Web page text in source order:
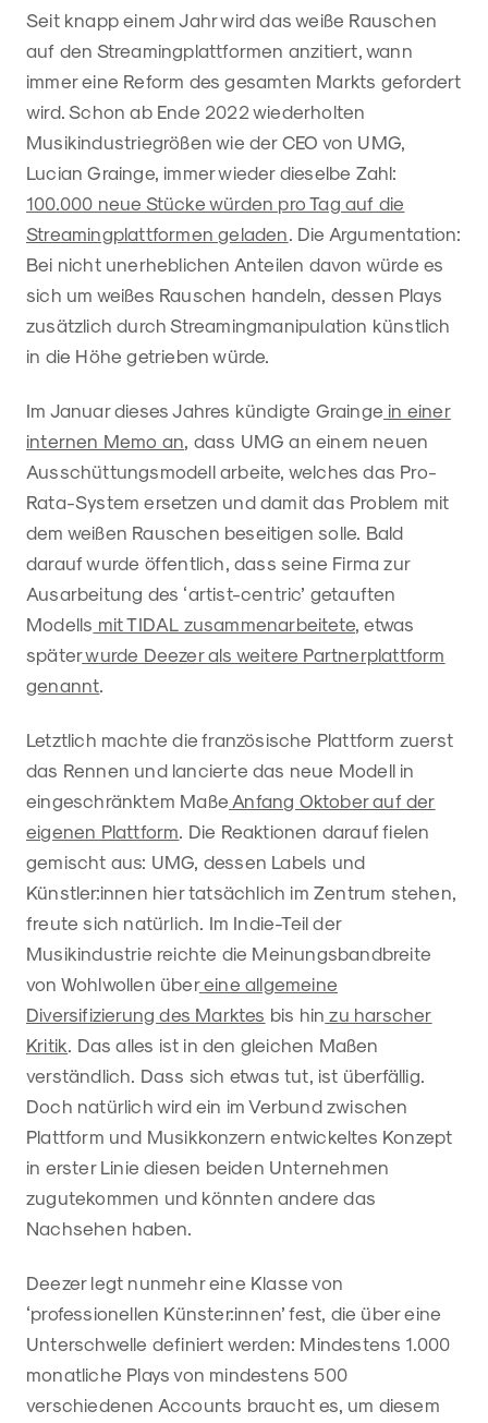
Seit knapp einem Jahr wird das weiße Rauschen
auf den Streamingplattformen anzitiert, wann
immer eine Reform des gesamten Markts gefordert
wird. Schon ab Ende 2022 wiederholten
Musikindustriegrößen wie der CEO von UMG,
Lucian Grainge, immer wieder dieselbe Zahl:
100.000 neue Stücke würden pro Tag auf die
Streamingplattformen geladen. Die Argumentation:
Bei nicht unerheblichen Anteilen davon würde es
sich um weißes Rauschen handeln, dessen Plays
zusätzlich durch Streamingmanipulation künstlich
in die Höhe getrieben würde.
Im Januar dieses Jahres kündigte Grainge in einer
internen Memo an, dass UMG an einem neuen
Ausschüttungsmodell arbeite, welches das Pro-
Rata-System ersetzen und damit das Problem mit
dem weißen Rauschen beseitigen solle. Bald
darauf wurde öffentlich, dass seine Firma zur
Ausarbeitung des ‘artist-centric’ getauften
Modells mit TIDAL zusammenarbeitete, etwas
späterwurde Deezer als weitere Partnerplattform
genannt.
Letztlich machte die französische Plattform zuerst
das Rennen und lancierte das neue Modell in
eingeschränktem Maße Anfang Oktober auf der
eigenen Plattform. Die Reaktionen darauf fielen
gemischt aus: UMG, dessen Labels und
Künstler:innen hier tatsächlich im Zentrum stehen,
freute sich natürlich. Im Indie-Teil der
Musikindustrie reichte die Meinungsbandbreite
von Wohlwollen übereine allgemeine
Diversifizierung des Marktes bis hin zu harscher
Kritik. Das alles ist in den gleichen Maßen
verständlich. Dass sich etwas tut, ist überfällig.
Doch natürlich wird ein im Verbund zwischen
Plattform und Musikkonzern entwickeltes Konzept
in erster Linie diesen beiden Unternehmen
zugutekommen und könnten andere das
Nachsehen haben.
Deezer legt nunmehr eine Klasse von
‘professionellen Künster:innen’ fest, die über eine
Unterschwelle definiert werden: Mindestens 1.000
monatliche Plays von mindestens 500
verschiedenen Accounts braucht es, um diesem